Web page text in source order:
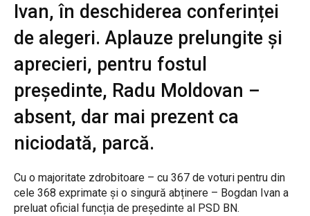
Ivan, în deschiderea conferinței
de alegeri. Aplauze prelungite și
aprecieri, pentru fostul
președinte, Radu Moldovan –
absent, dar mai prezent ca
niciodată, parcă.
Cu o majoritate zdrobitoare – cu 367 de voturi pentru din
cele 368 exprimate și o singură abținere – Bogdan Ivan a
preluat oficial funcția de președinte al PSD BN.